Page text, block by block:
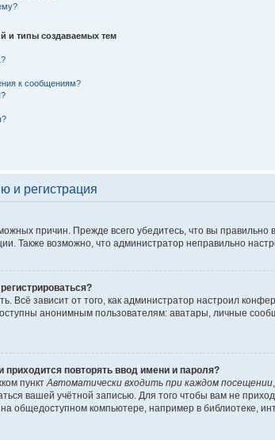
и типы создаваемых тем
к сообщениям?
и регистрация
причин. Прежде всего убедитесь, что вы
Также возможно, что администратор неправильно
Всё зависит от того, как администратор настроил
анонимным пользователям: аватары, личные
повторять ввод имени и пароля?
пункт Автоматически входить при каждом посещении
вашей учётной записью. Для того чтобы вам не
общедоступном компьютере, например в библиотеке,